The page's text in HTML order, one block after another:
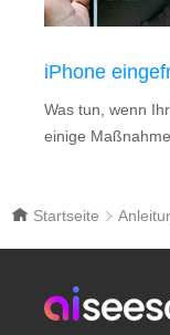
iPhone
Was tun, wenn
einige
Startseite